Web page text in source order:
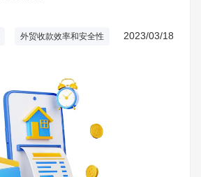
外贸收款效率和安全性 2023/03/18